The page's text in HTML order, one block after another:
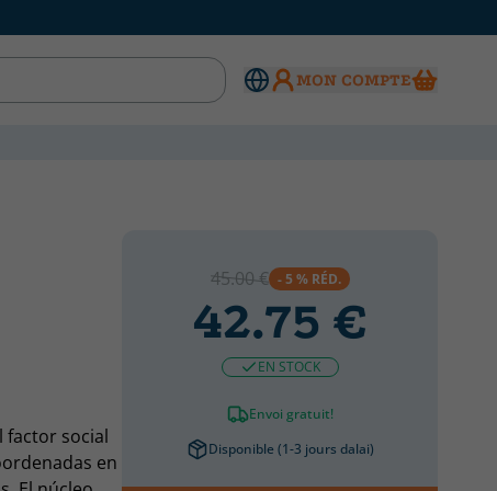
MON COMPTE
factor social
en
45.00 € - 5 % RÉD.
42.75 €
EN STOCK
Envoi gratuit!
Disponible (1-3 jours dalai)